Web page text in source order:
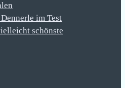
im Test
schönste